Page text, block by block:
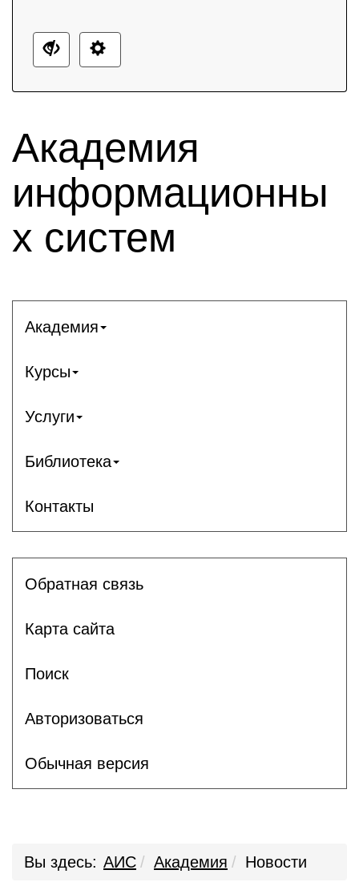
Академия
информационны
х систем
Академия
Курсы
Услуги
Библиотека
Контакты
Обратная связь
Карта сайта
Поиск
Авторизоваться
Обычная версия
Вы здесь: АИС Академия Новости